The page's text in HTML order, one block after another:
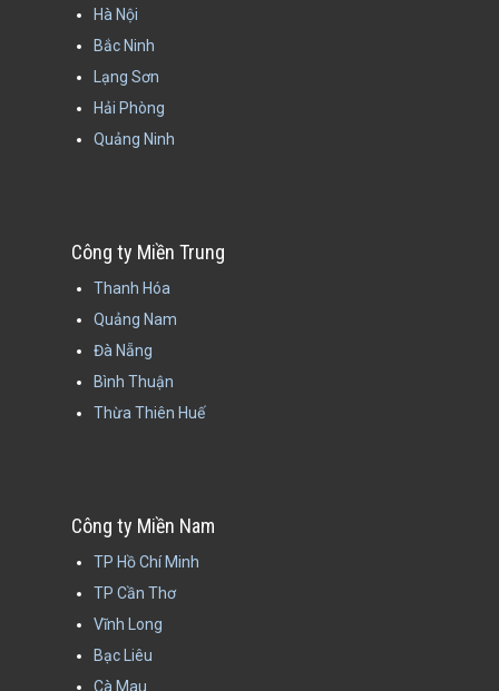
Hà Nội
Bắc Ninh
Lạng Sơn
Hải Phòng
Quảng Ninh
Công ty Miền Trung
Thanh Hóa
Quảng Nam
Đà Nẵng
Bình Thuận
Thừa Thiên Huế
Công ty Miền Nam
TP Hồ Chí Minh
TP Cần Thơ
Vĩnh Long
Bạc Liêu
Cà Mau